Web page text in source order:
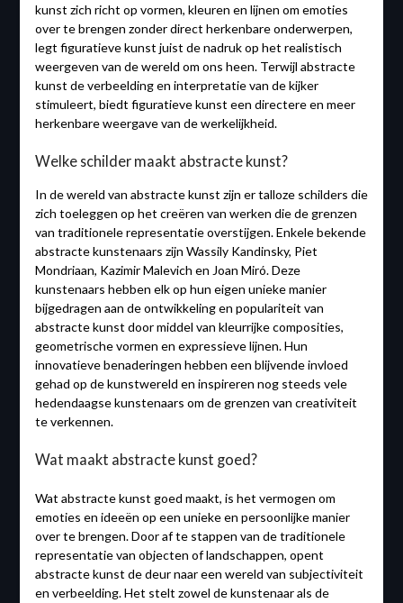
kunst zich richt op vormen, kleuren en lijnen om emoties
over te brengen zonder direct herkenbare onderwerpen,
legt figuratieve kunst juist de nadruk op het realistisch
weergeven van de wereld om ons heen. Terwijl abstracte
kunst de verbeelding en interpretatie van de kijker
stimuleert, biedt figuratieve kunst een directere en meer
herkenbare weergave van de werkelijkheid.
Welke schilder maakt abstracte kunst?
In de wereld van abstracte kunst zijn er talloze schilders die
zich toeleggen op het creëren van werken die de grenzen
van traditionele representatie overstijgen. Enkele bekende
abstracte kunstenaars zijn Wassily Kandinsky, Piet
Mondriaan, Kazimir Malevich en Joan Miró. Deze
kunstenaars hebben elk op hun eigen unieke manier
bijgedragen aan de ontwikkeling en populariteit van
abstracte kunst door middel van kleurrijke composities,
geometrische vormen en expressieve lijnen. Hun
innovatieve benaderingen hebben een blijvende invloed
gehad op de kunstwereld en inspireren nog steeds vele
hedendaagse kunstenaars om de grenzen van creativiteit
te verkennen.
Wat maakt abstracte kunst goed?
Wat abstracte kunst goed maakt, is het vermogen om
emoties en ideeën op een unieke en persoonlijke manier
over te brengen. Door af te stappen van de traditionele
representatie van objecten of landschappen, opent
abstracte kunst de deur naar een wereld van subjectiviteit
en verbeelding. Het stelt zowel de kunstenaar als de